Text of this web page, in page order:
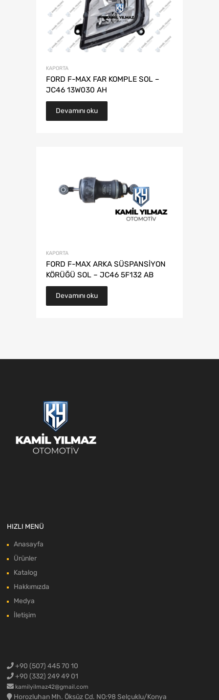
KAPORTA
FORD F-MAX FAR KOMPLE SOL –
JC46 13W030 AH
Devamını oku
KAPORTA
FORD F-MAX ARKA SÜSPANSİYON
KÖRÜĞÜ SOL – JC46 5F132 AB
Devamını oku
HIZLI MENÜ
Anasayfa
Ürünler
Katalog
Hakkımızda
Medya
İletişim
+90 (507) 445 70 10
+90 (332) 249 49 01
kamilyilmaz42@gmail.com
Horozluhan Mh. Öksüz Cd. NO:98 Selçuklu/Konya